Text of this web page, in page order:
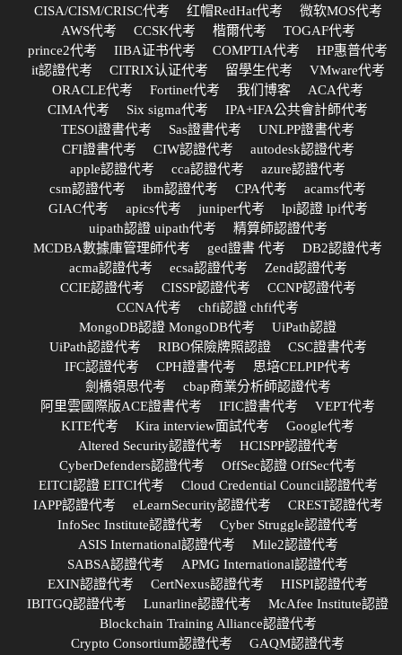
CISA/CISM/CRISC代考
红帽RedHat代考
微软MOS代考
AWS代考
CCSK代考 楷爾代考
TOGAF代考
prince2代考
IIBA证书代考 COMPTIA代考
HP惠普代考
it認證代考
CITRIX认证代考 留學生代考
VMware代考
ORACLE代考
Fortinet代考 我们博客
ACA代考
CIMA代考
Six sigma代考
IPA+IFA公共會計師代考
TESOl證書代考
Sas證書代考
UNLPP證書代考
CFI證書代考
CIW認證代考
autodesk認證代考
apple認證代考
cca認證代考
azure認證代考
csm認證代考
ibm認證代考 CPA代考
acams代考
GIAC代考
apics代考 juniper代考
lpi認證 lpi代考
uipath認證 uipath代考
精算師認證代考
MCDBA數據庫管理師代考
ged證書 代考
DB2認證代考
acma認證代考
ecsa認證代考
Zend認證代考
CCIE認證代考
CISSP認證代考
CCNP認證代考
CCNA代考
chfi認證 chfi代考
MongoDB認證 MongoDB代考
UiPath認證
UiPath認證代考
RIBO保險牌照認證
CSC證書代考
IFC認證代考
CPH證書代考
思培CELPIP代考
劍橋領思代考
cbap商業分析師認證代考
阿里雲國際版ACE證書代考
IFIC證書代考
VEPT代考
KITE代考
Kira interview面試代考
Google代考
Altered Security認證代考
HCISPP認證代考
CyberDefenders認證代考
OffSec認證 OffSec代考
EITCI認證 EITCI代考
Cloud Credential Council認證代考
IAPP認證代考
eLearnSecurity認證代考
CREST認證代考
InfoSec Institute認證代考
Cyber Struggle認證代考
ASIS International認證代考
Mile2認證代考
SABSA認證代考
APMG International認證代考
EXIN認證代考
CertNexus認證代考
HISPI認證代考
IBITGQ認證代考
Lunarline認證代考
McAfee Institute認證
Blockchain Training Alliance認證代考
Crypto Consortium認證代考
GAQM認證代考